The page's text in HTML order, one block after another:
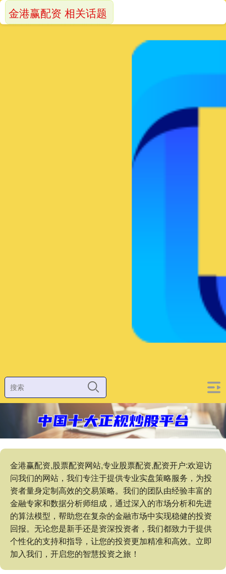
金港赢配资,股票配资网站,专业股票配资,配资开户:欢迎访
问我们的网站，我们专注于提供专业实盘策略服务，为投
资者量身定制高效的交易策略。我们的团队由经验丰富的
金融专家和数据分析师组成，通过深入的市场分析和先进
的算法模型，帮助您在复杂的金融市场中实现稳健的投资
回报。无论您是新手还是资深投资者，我们都致力于提供
个性化的支持和指导，让您的投资更加精准和高效。立即
加入我们，开启您的智慧投资之旅！
金港赢配资 相关话题